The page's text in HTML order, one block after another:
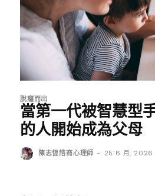
脫癮而出
當第一代被智慧型
的人開始成為父母
陳志恆諮商心理師 - 25 6 月, 2026